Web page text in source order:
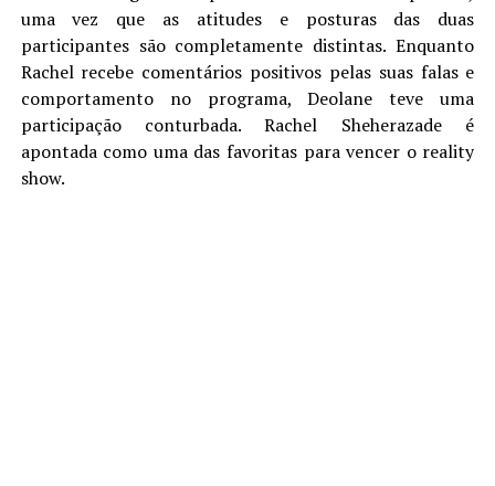
uma vez que as atitudes e posturas das duas
participantes são completamente distintas. Enquanto
Rachel recebe comentários positivos pelas suas falas e
comportamento no programa, Deolane teve uma
participação conturbada. Rachel Sheherazade é
apontada como uma das favoritas para vencer o reality
show.